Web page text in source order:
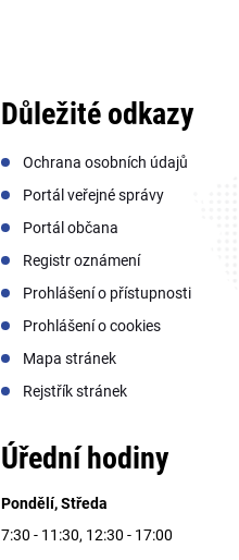
Důležité odkazy
Ochrana osobních údajů
Portál veřejné správy
Portál občana
Registr oznámení
Prohlášení o přístupnosti
Prohlášení o cookies
Mapa stránek
Rejstřík stránek
Úřední hodiny
Pondělí, Středa
7:30 - 11:30, 12:30 - 17:00